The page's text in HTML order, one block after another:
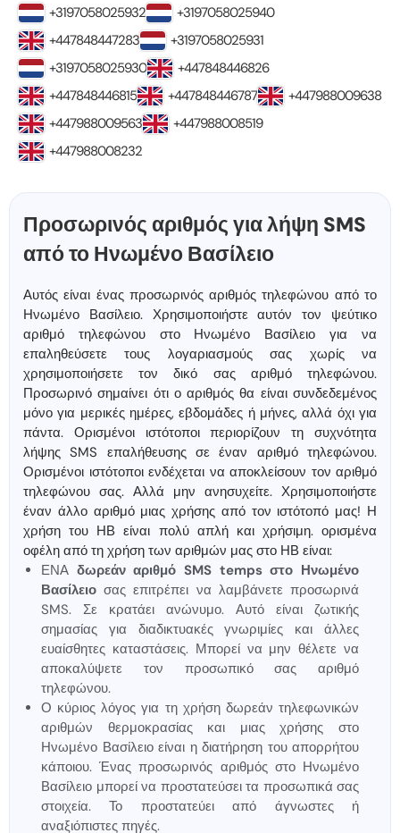
+3197058025932
+3197058025940
+447848447283
+3197058025931
+3197058025930
+447848446826
+447848446815
+447848446787
+447988009638
+447988009563
+447988008519
+447988008232
Προσωρινός αριθμός για λήψη SMS
από το Ηνωμένο Βασίλειο
Αυτός είναι ένας προσωρινός αριθμός τηλεφώνου από το
Ηνωμένο Βασίλειο. Χρησιμοποιήστε αυτόν τον ψεύτικο
αριθμό τηλεφώνου στο Ηνωμένο Βασίλειο για να
επαληθεύσετε τους λογαριασμούς σας χωρίς να
χρησιμοποιήσετε τον δικό σας αριθμό τηλεφώνου.
Προσωρινό σημαίνει ότι ο αριθμός θα είναι συνδεδεμένος
μόνο για μερικές ημέρες, εβδομάδες ή μήνες, αλλά όχι για
πάντα. Ορισμένοι ιστότοποι περιορίζουν τη συχνότητα
λήψης SMS επαλήθευσης σε έναν αριθμό τηλεφώνου.
Ορισμένοι ιστότοποι ενδέχεται να αποκλείσουν τον αριθμό
τηλεφώνου σας. Αλλά μην ανησυχείτε. Χρησιμοποιήστε
έναν άλλο αριθμό μιας χρήσης από τον ιστότοπό μας! Η
χρήση του ΗΒ είναι πολύ απλή και χρήσιμη. ορισμένα
οφέλη από τη χρήση των αριθμών μας στο ΗΒ είναι:
ΕΝΑ δωρεάν αριθμό SMS temps στο Ηνωμένο
Βασίλειο σας επιτρέπει να λαμβάνετε προσωρινά
SMS. Σε κρατάει ανώνυμο. Αυτό είναι ζωτικής
σημασίας για διαδικτυακές γνωριμίες και άλλες
ευαίσθητες καταστάσεις. Μπορεί να μην θέλετε να
αποκαλύψετε τον προσωπικό σας αριθμό
τηλεφώνου.
Ο κύριος λόγος για τη χρήση δωρεάν τηλεφωνικών
αριθμών θερμοκρασίας και μιας χρήσης στο
Ηνωμένο Βασίλειο είναι η διατήρηση του απορρήτου
κάποιου. Ένας προσωρινός αριθμός στο Ηνωμένο
Βασίλειο μπορεί να προστατεύσει τα προσωπικά σας
στοιχεία. Το προστατεύει από άγνωστες ή
αναξιόπιστες πηγές.